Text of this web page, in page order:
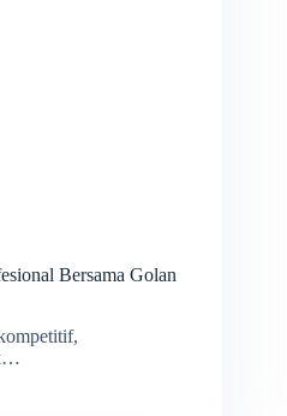
Bersama Golan